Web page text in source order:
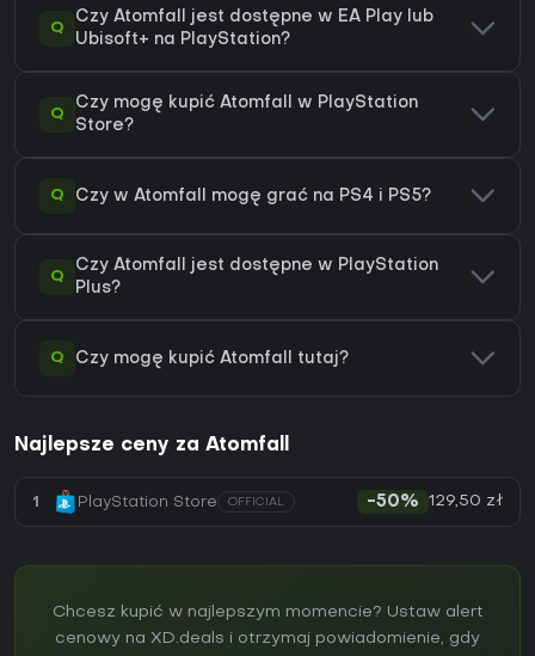
Q
Czy Atomfall jest dostępne w EA Play lub
Ubisoft+ na PlayStation?
Q
Czy mogę kupić Atomfall w PlayStation
Store?
Q Czy w Atomfall mogę grać na PS4 i PS5?
Q
Czy Atomfall jest dostępne w PlayStation
Plus?
Q Czy mogę kupić Atomfall tutaj?
Najlepsze ceny za Atomfall
1 PlayStation Store OFFICIAL -50% 129,50 zł
Chcesz kupić w najlepszym momencie? Ustaw alert
cenowy na XD.deals i otrzymaj powiadomienie, gdy